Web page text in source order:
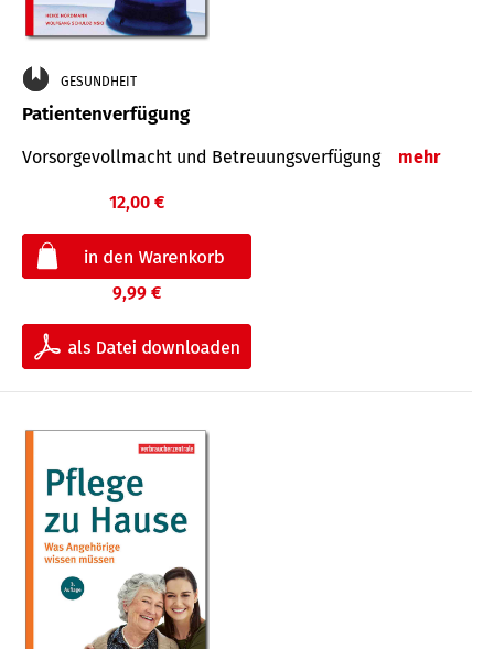
GESUNDHEIT
Patientenverfügung
Vorsorgevollmacht und Betreuungsverfügung mehr
12,00 €
9,99 €